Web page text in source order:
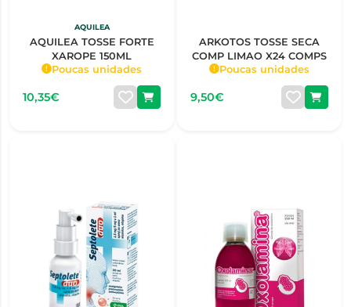
AQUILEA
AQUILEA TOSSE FORTE
XAROPE 150ML
Poucas unidades
10,35€
ARKOTOS TOSSE SECA
COMP LIMAO X24 COMPS
Poucas unidades
9,50€